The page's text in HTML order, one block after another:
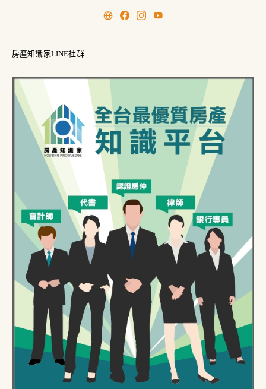
房產知識家LINE社群